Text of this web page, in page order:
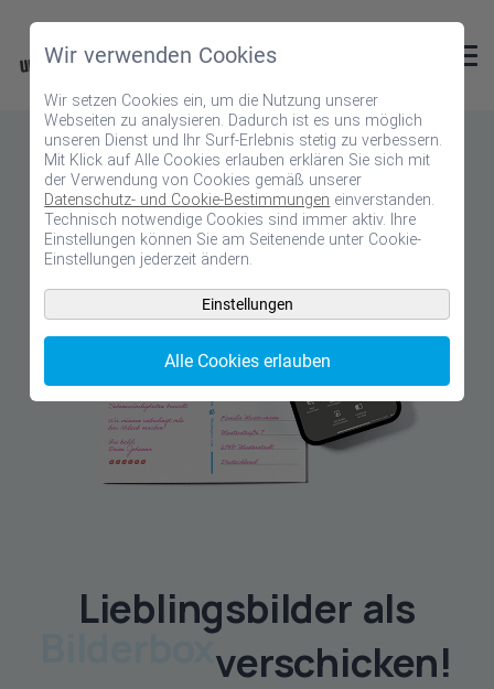
Lieblingsbilder als
verschicken!
Wir verwenden Cookies
Wir setzen Cookies ein, um die Nutzung unserer
Webseiten zu analysieren. Dadurch ist es uns möglich
unseren Dienst und Ihr Surf-Erlebnis stetig zu verbessern.
Mit Klick auf Alle Cookies erlauben erklären Sie sich mit
der Verwendung von Cookies gemäß unserer
Datenschutz- und Cookie-Bestimmungen einverstanden.
Technisch notwendige Cookies sind immer aktiv. Ihre
Einstellungen können Sie am Seitenende unter Cookie-
Einstellungen jederzeit ändern.
Einstellungen
Alle Cookies erlauben